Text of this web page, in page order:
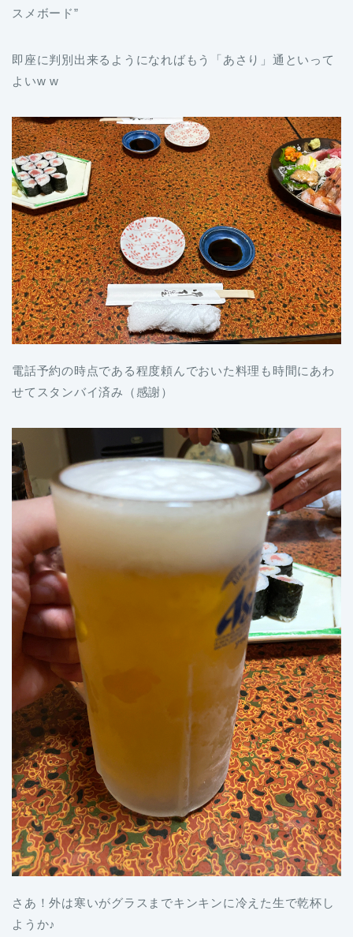
スメボード”
即座に判別出来るようになればもう「あさり」通といって
よいw w
電話予約の時点である程度頼んでおいた料理も時間にあわ
せてスタンバイ済み（感謝）
さあ！外は寒いがグラスまでキンキンに冷えた生で乾杯し
ようか♪